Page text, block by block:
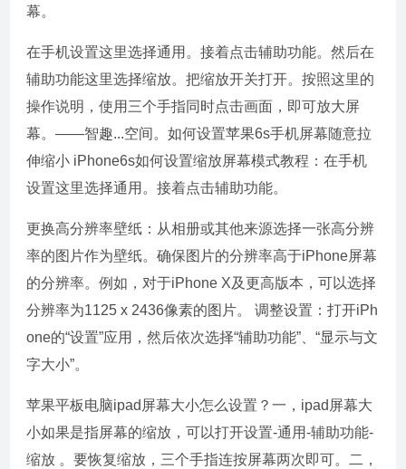
幕。
在手机设置这里选择通用。接着点击辅助功能。然后在
辅助功能这里选择缩放。把缩放开关打开。按照这里的
操作说明，使用三个手指同时点击画面，即可放大屏
幕。——智趣...空间。如何设置苹果6s手机屏幕随意拉
伸缩小 iPhone6s如何设置缩放屏幕模式教程：在手机
设置这里选择通用。接着点击辅助功能。
更换高分辨率壁纸：从相册或其他来源选择一张高分辨
率的图片作为壁纸。确保图片的分辨率高于iPhone屏幕
的分辨率。例如，对于iPhone X及更高版本，可以选择
分辨率为1125 x 2436像素的图片。 调整设置：打开iPh
one的“设置”应用，然后依次选择“辅助功能”、“显示与文
字大小”。
苹果平板电脑ipad屏幕大小怎么设置？一，ipad屏幕大
小如果是指屏幕的缩放，可以打开设置-通用-辅助功能-
缩放 。要恢复缩放，三个手指连按屏幕两次即可。二，